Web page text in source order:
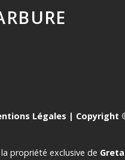
Légales | Copyright
propriété exclusive de